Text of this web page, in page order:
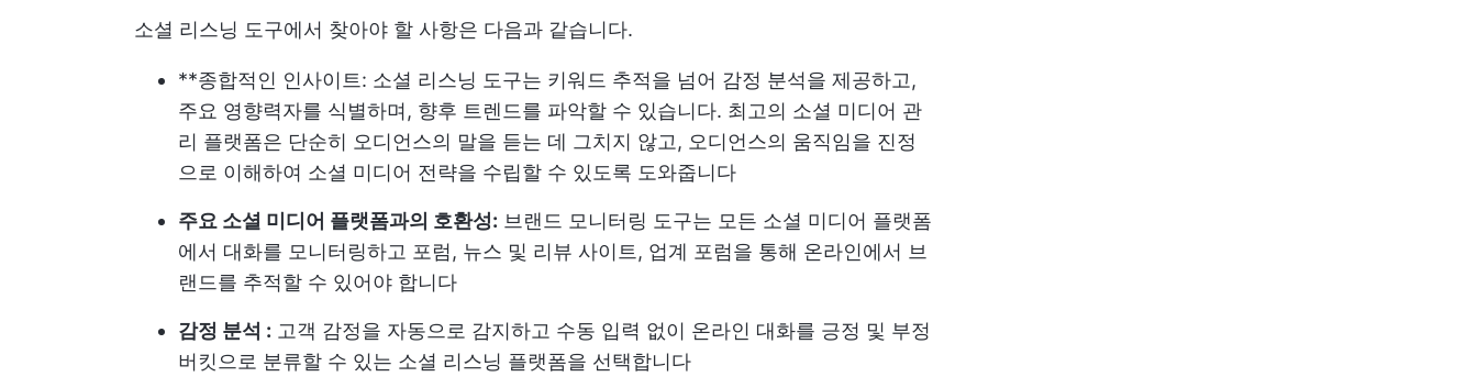
소셜 리스닝 도구에서 찾아야 할 사항은 다음과 같습니다.
**종합적인 인사이트: 소셜 리스닝 도구는 키워드 추적을 넘어 감정 분석을 제공하고,
주요 영향력자를 식별하며, 향후 트렌드를 파악할 수 있습니다. 최고의 소셜 미디어 관
리 플랫폼은 단순히 오디언스의 말을 듣는 데 그치지 않고, 오디언스의 움직임을 진정
으로 이해하여 소셜 미디어 전략을 수립할 수 있도록 도와줍니다
주요 소셜 미디어 플랫폼과의 호환성: 브랜드 모니터링 도구는 모든 소셜 미디어 플랫폼
에서 대화를 모니터링하고 포럼, 뉴스 및 리뷰 사이트, 업계 포럼을 통해 온라인에서 브
랜드를 추적할 수 있어야 합니다
감정 분석 : 고객 감정을 자동으로 감지하고 수동 입력 없이 온라인 대화를 긍정 및 부정
버킷으로 분류할 수 있는 소셜 리스닝 플랫폼을 선택합니다